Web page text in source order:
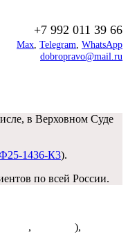
+7 992 011 39 66
Max, Telegram, WhatsApp
dobropravo@mail.ru
в Верховном Суде
1436-К3).
по всей России.
,
),